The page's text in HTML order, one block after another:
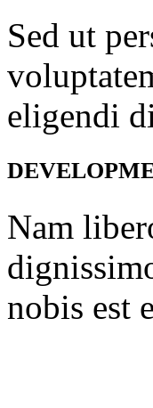
Sed ut
eligendi
Nam
nobis est